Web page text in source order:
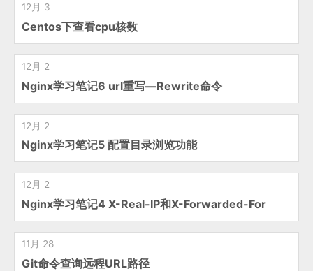
12月 3
Centos下查看cpu核数
12月 2
Nginx学习笔记6 url重写—Rewrite命令
12月 2
Nginx学习笔记5 配置目录浏览功能
12月 2
Nginx学习笔记4 X-Real-IP和X-Forwarded-For
11月 28
Git命令查询远程URL路径